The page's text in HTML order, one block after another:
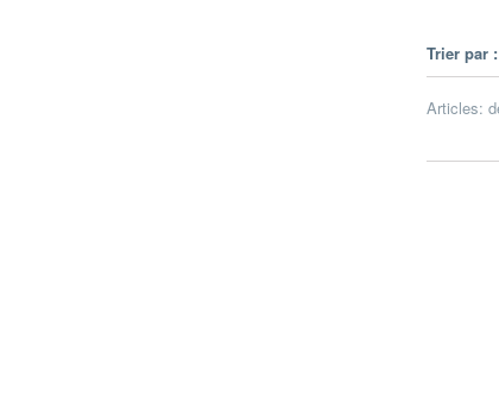
Trier par :
Articles: